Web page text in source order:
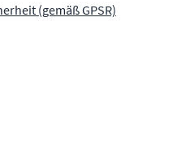
(gemäß GPSR)